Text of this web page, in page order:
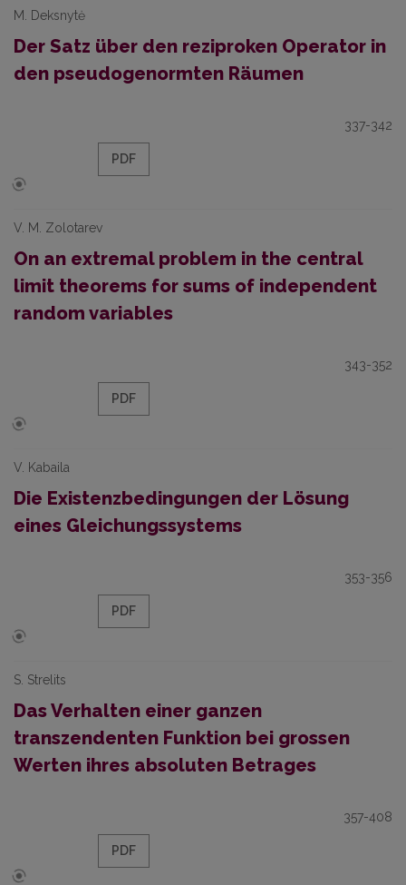
M. Deksnytė
Der Satz über den reziproken Operator in
den pseudogenormten Räumen
337-342
PDF
V. M. Zolotarev
On an extremal problem in the central
limit theorems for sums of independent
random variables
343-352
PDF
V. Kabaila
Die Existenzbedingungen der Lösung
eines Gleichungssystems
353-356
PDF
S. Strelits
Das Verhalten einer ganzen
transzendenten Funktion bei grossen
Werten ihres absoluten Betrages
357-408
PDF